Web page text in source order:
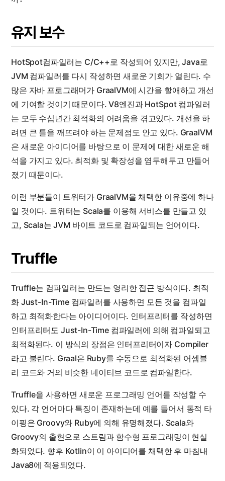
유지 보수
HotSpot컴파일러는 C/C++로 작성되어 있지만, Java로
JVM 컴파일러를 다시 작성하면 새로운 기회가 열린다. 수
많은 자바 프로그래머가 GraalVM에 시간을 할애하고 개선
에 기여할 것이기 때문이다. V8엔진과 HotSpot 컴파일러
는 모두 수십년간 최적화의 어려움을 겪고있다. 개선을 하
려면 큰 틀을 깨뜨려야 하는 문제점도 안고 있다. GraalVM
은 새로운 아이디어를 바탕으로 이 문제에 대한 새로운 해
석을 가지고 있다. 최적화 및 확장성을 염두해두고 만들어
졌기 때문이다.
이런 부분들이 트위터가 GraalVM을 채택한 이유중에 하나
일 것이다. 트위터는 Scala를 이용해 서비스를 만들고 있
고, Scala는 JVM 바이트 코드로 컴파일되는 언어이다.
Truffle
Truffle는 컴파일러는 만드는 영리한 접근 방식이다. 최적
화 Just-In-Time 컴파일러를 사용하면 모든 것을 컴파일
하고 최적화한다는 아이디어이다. 인터프리터를 작성하면
인터프리터도 Just-In-Time 컴파일러에 의해 컴파일되고
최적화된다. 이 방식의 장점은 인터프리터이자 Compiler
라고 불린다. Graal은 Ruby를 수동으로 최적화된 어셈블
리 코드와 거의 비슷한 네이티브 코드로 컴파일한다.
Truffle을 사용하면 새로운 프로그래밍 언어를 작성할 수
있다. 각 언어마다 특징이 존재하는데 예를 들어서 동적 타
이핑은 Groovy와 Ruby에 의해 유명해졌다. Scala와
Groovy의 출현으로 스트림과 함수형 프로그래밍이 현실
화되었다. 향후 Kotlin이 이 아이디어를 채택한 후 마침내
Java8에 적용되었다.